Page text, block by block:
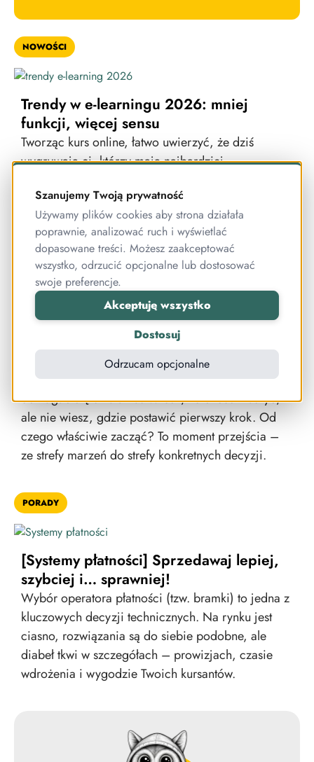
NOWOŚCI
Trendy w e-learningu 2026: mniej
funkcji, więcej sensu
Tworząc kurs online, łatwo uwierzyć, że dziś
wygrywają ci, którzy mają najbardziej
najbardziej rozbudowane systemy. Tylko że rynek
pokazuje coś zupełnie innego.
PORADY
Jak zacząć zarabiać na wiedzy w 2026
roku – bez presji i wielkich inwestycji!
Jest taki moment, w którym marzenie o własnym
produkcie przestaje być tylko miłą myślą. Zaczyna
domagać się działania. Wiesz, że chcesz ruszyć,
ale nie wiesz, gdzie postawić pierwszy krok. Od
czego właściwie zacząć? To moment przejścia –
ze strefy marzeń do strefy konkretnych decyzji.
PORADY
[Systemy płatności] Sprzedawaj lepiej,
szybciej i… sprawniej!
Wybór operatora płatności (tzw. bramki) to jedna z
kluczowych decyzji technicznych. Na rynku jest
ciasno, rozwiązania są do siebie podobne, ale
diabeł tkwi w szczegółach – prowizjach, czasie
wdrożenia i wygodzie Twoich kursantów.
Szanujemy Twoją prywatność
Używamy plików cookies aby strona działała
poprawnie, analizować ruch i wyświetlać
dopasowane treści. Możesz zaakceptować
wszystko, odrzucić opcjonalne lub dostosować
swoje preferencje.
Akceptuję wszystko
Dostosuj
Odrzucam opcjonalne